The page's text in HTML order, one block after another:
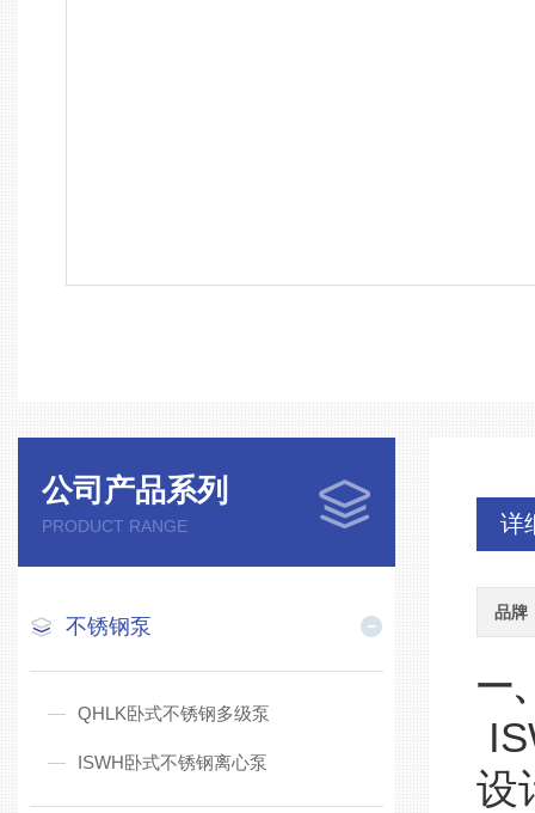
公司产品系列
PRODUCT RANGE
不锈钢泵
QHLK卧式不锈钢多级泵
ISWH卧式不锈钢离心泵
详
品牌
一
设